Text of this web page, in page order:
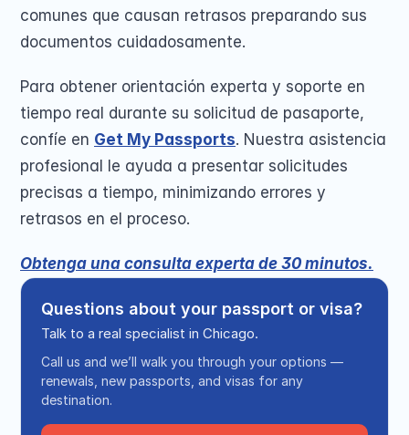
comunes que causan retrasos preparando sus
documentos cuidadosamente.
Para obtener orientación experta y soporte en
tiempo real durante su solicitud de pasaporte,
confíe en Get My Passports. Nuestra asistencia
profesional le ayuda a presentar solicitudes
precisas a tiempo, minimizando errores y
retrasos en el proceso.
Obtenga una consulta experta de 30 minutos.
Questions about your passport or visa?
Talk to a real specialist in Chicago.
Call us and we’ll walk you through your options —
renewals, new passports, and visas for any
destination.